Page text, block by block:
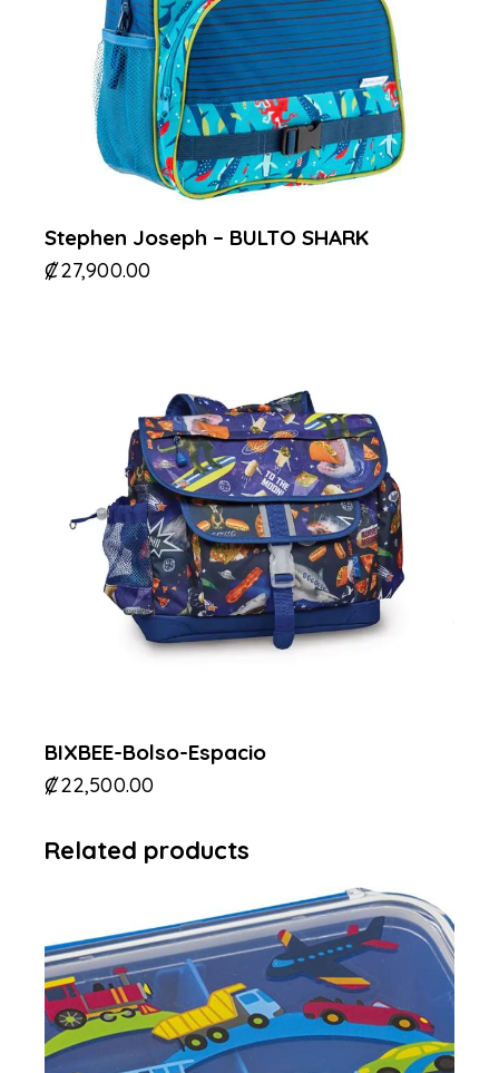
Stephen Joseph – BULTO SHARK
₡27,900.00
BIXBEE-Bolso-Espacio
₡22,500.00
Related products